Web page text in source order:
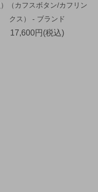
（カフスボタン/カフリン
クス） - ブランド
17,600円(税込)